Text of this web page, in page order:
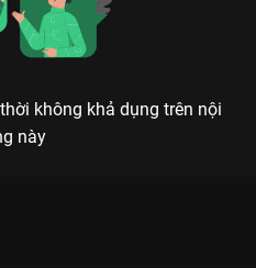
không khả dụng trên nội
này